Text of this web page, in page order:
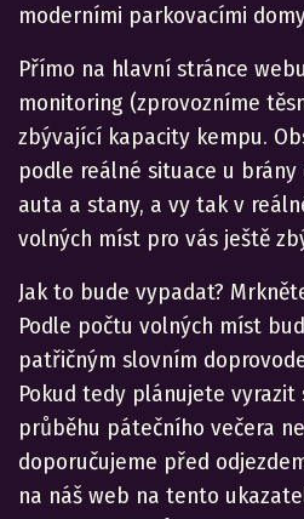
moderními parkovacími
Přímo na hlavní stránce
monitoring (zprovozníme
zbývající kapacity kempu.
podle reálné situace u
auta a stany, a vy tak v
volných míst pro vás ještě
Jak to bude vypadat?
Podle počtu volných míst
patřičným slovním
Pokud tedy plánujete vyrazit
průběhu pátečního večera
doporučujeme před
na náš web na tento